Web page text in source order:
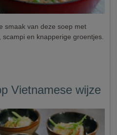
smaak van deze soep met
en knapperige groentjes.
Vietnamese wijze